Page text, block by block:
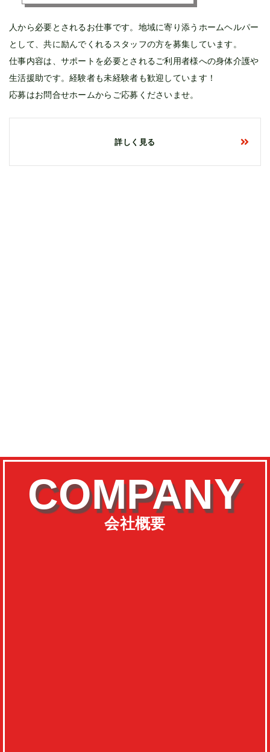
人から必要とされるお仕事です。地域に寄り添うホームヘルパー
として、共に励んでくれるスタッフの方を募集しています。
仕事内容は、サポートを必要とされるご利用者様への身体介護や
生活援助です。経験者も未経験者も歓迎しています！
応募はお問合せホームからご応募くださいませ。
詳しく見る
会社概要
COMPANY